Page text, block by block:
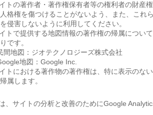
の著作者・著作権保有者等の権利者の財産
格権を傷つけることがないよう、また、これ
侵害しないように利用してください。
で提供する地図情報の著作権の帰属につい
です。
間地図：ジオテクノロジーズ株式会社
地図：Google Inc.
における著作物の著作権は、特に表示のな
属します。
、サイトの分析と改善のためにGoogle